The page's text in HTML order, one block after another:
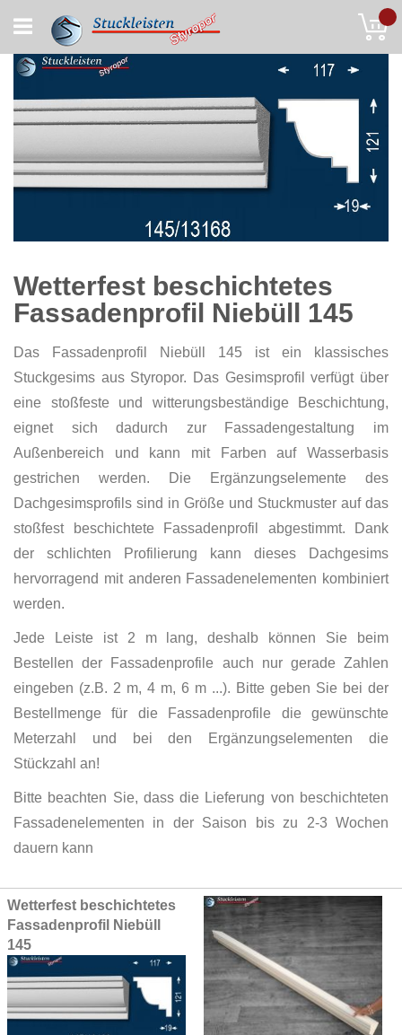
to
Content
Wetterfest beschichtetes
Fassadenprofil Niebüll 145
Das Fassadenprofil Niebüll 145 ist ein klassisches
Stuckgesims aus Styropor. Das Gesimsprofil verfügt über
eine stoßfeste und witterungsbeständige Beschichtung,
eignet sich dadurch zur Fassadengestaltung im
Außenbereich und kann mit Farben auf Wasserbasis
gestrichen werden. Die Ergänzungselemente des
Dachgesimsprofils sind in Größe und Stuckmuster auf das
stoßfest beschichtete Fassadenprofil abgestimmt. Dank
der schlichten Profilierung kann dieses Dachgesims
hervorragend mit anderen Fassadenelementen kombiniert
werden.
Jede Leiste ist 2 m lang, deshalb können Sie beim
Bestellen der Fassadenprofile auch nur gerade Zahlen
eingeben (z.B. 2 m, 4 m, 6 m ...). Bitte geben Sie bei der
Bestellmenge für die Fassadenprofile die gewünschte
Meterzahl und bei den Ergänzungselementen die
Stückzahl an!
Bitte beachten Sie, dass die Lieferung von beschichteten
Fassadenelementen in der Saison bis zu 2-3 Wochen
dauern kann
Grouped
product
items
Wetterfest beschichtetes
Fassadenprofil Niebüll
145